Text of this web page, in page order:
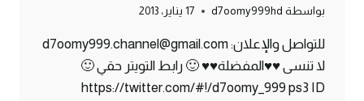
بواسطة d7oomy999hd 17 يناير، 2013
للتواصل والإعلان: d7oomy999.channel@gmail.com
لا تنسى ♥♥المفضلة♥♥ 🙂 رابط التويتر حقي 🙂
https://twitter.com/#!/d7oomy_999 ps3 ID